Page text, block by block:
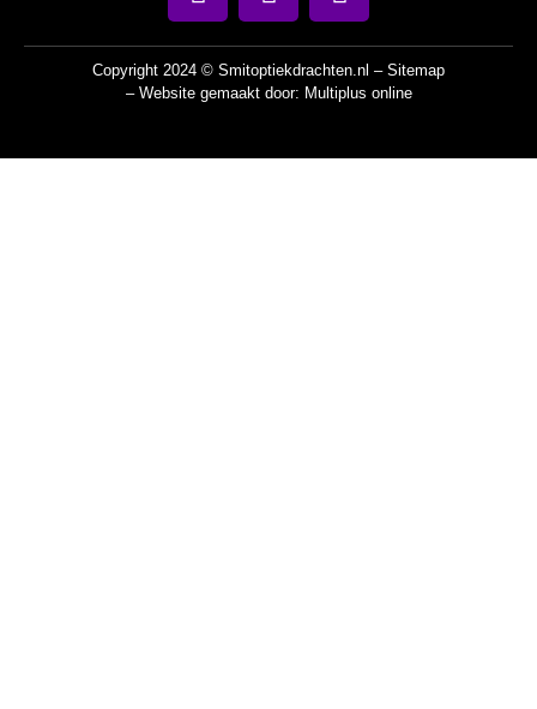
Copyright 2024 © Smitoptiekdrachten.nl – Sitemap
– Website gemaakt door: Multiplus online